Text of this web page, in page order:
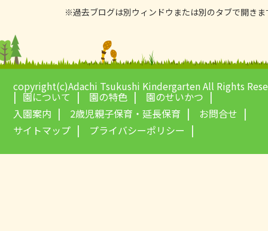
※過去ブログは別ウィンドウまたは別のタブで開きま
copyright(c)Adachi Tsukushi Kindergarten All Rights
園について 園の特色
園のせいかつ
入園案内
2歳児親子保育・延長保育
お問合せ
サイトマップ
プライバシーポリシー